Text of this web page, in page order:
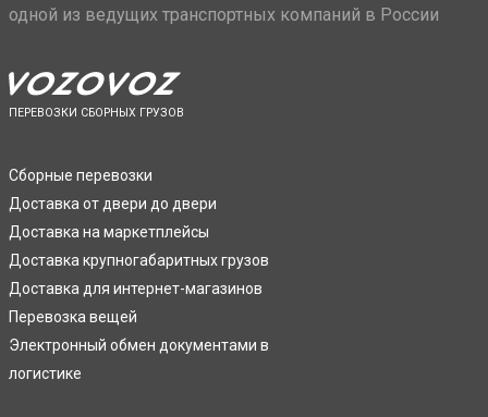
одной из ведущих транспортных компаний в России
ПЕРЕВОЗКИ СБОРНЫХ ГРУЗОВ
Сборные перевозки
Доставка от двери до двери
Доставка на маркетплейсы
Доставка крупногабаритных грузов
Доставка для интернет-магазинов
Перевозка вещей
Электронный обмен документами в
логистике